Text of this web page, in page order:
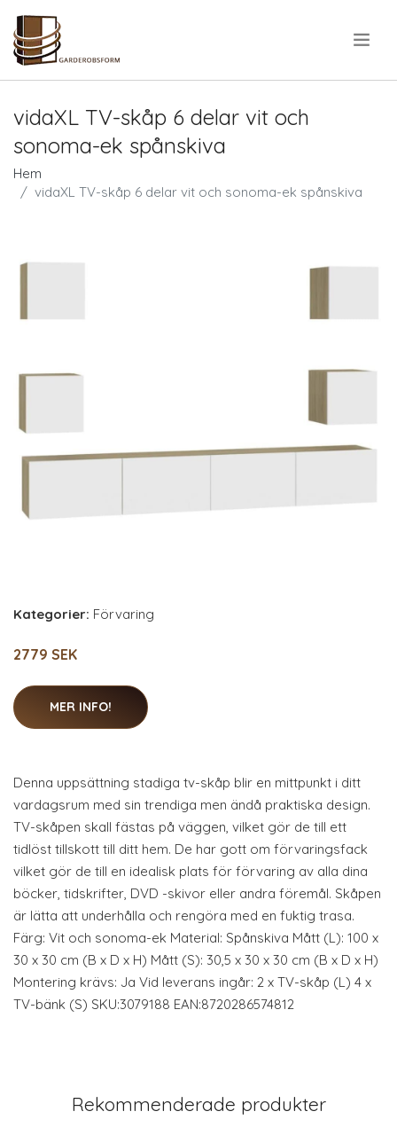
vidaXL TV-skåp 6 delar vit och
sonoma-ek spånskiva
Hem
vidaXL TV-skåp 6 delar vit och sonoma-ek spånskiva
Kategorier: Förvaring
2779 SEK
MER INFO!
Denna uppsättning stadiga tv-skåp blir en mittpunkt i ditt
vardagsrum med sin trendiga men ändå praktiska design.
TV-skåpen skall fästas på väggen, vilket gör de till ett
tidlöst tillskott till ditt hem. De har gott om förvaringsfack
vilket gör de till en idealisk plats för förvaring av alla dina
böcker, tidskrifter, DVD -skivor eller andra föremål. Skåpen
är lätta att underhålla och rengöra med en fuktig trasa.
Färg: Vit och sonoma-ek Material: Spånskiva Mått (L): 100 x
30 x 30 cm (B x D x H) Mått (S): 30,5 x 30 x 30 cm (B x D x H)
Montering krävs: Ja Vid leverans ingår: 2 x TV-skåp (L) 4 x
TV-bänk (S) SKU:3079188 EAN:8720286574812
Rekommenderade produkter